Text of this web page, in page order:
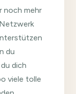
noch mehr
du
dich
viele tolle